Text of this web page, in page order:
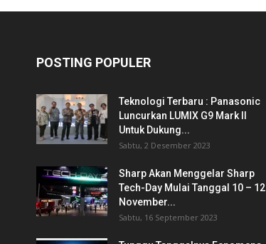
POSTING POPULER
Teknologi Terbaru : Panasonic
Luncurkan LUMIX G9 Mark II
Untuk Dukung...
Sabtu, 2 Desember 2023
Sharp Akan Menggelar Sharp
Tech-Day Mulai Tanggal 10 – 12
November...
Sabtu, 16 September 2023